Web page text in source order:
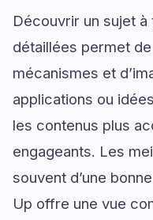
Découvrir un sujet
détaillées permet
mécanismes et
applications ou
les contenus plus
engageants. Les
souvent d’une
Up offre une vue